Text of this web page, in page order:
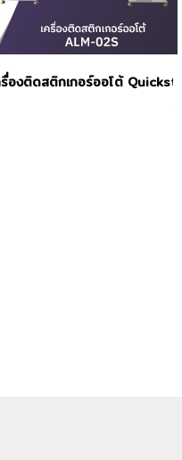
มกัน 6 ชิ้น TPET รุ่น ET-
รื่องติดสติกเกอร์ออโต้
ต้ Quickstart รุ่น ALM-03S